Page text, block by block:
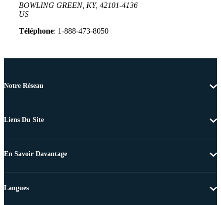
BOWLING GREEN, KY, 42101-4136
US
Téléphone: 1-888-473-8050
Notre Réseau
Liens Du Site
En Savoir Davantage
Langues